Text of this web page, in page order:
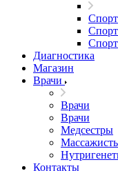
Спорт
Диагностика
Магазин
Врачи
Врачи
Врачи
Медсестры
Контакты